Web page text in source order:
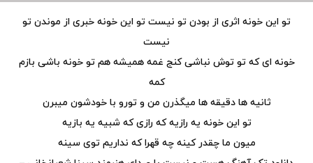
تو این خونه اثری از بودن تو نیست تو این خونه خبری از موندن تو
نیست
خونه ای که تو توش نباشی کنج غمه همیشه هم تو خونه باشی بازم
کمه
ثانیه ها دقیقه ها میگذرن من و تورو با خودشون میبرن
تو این خونه یه رازیه که رازی که شبیه یه بازیه
میون ما چقدر کینه چه قهرا که نداریم توی سینه